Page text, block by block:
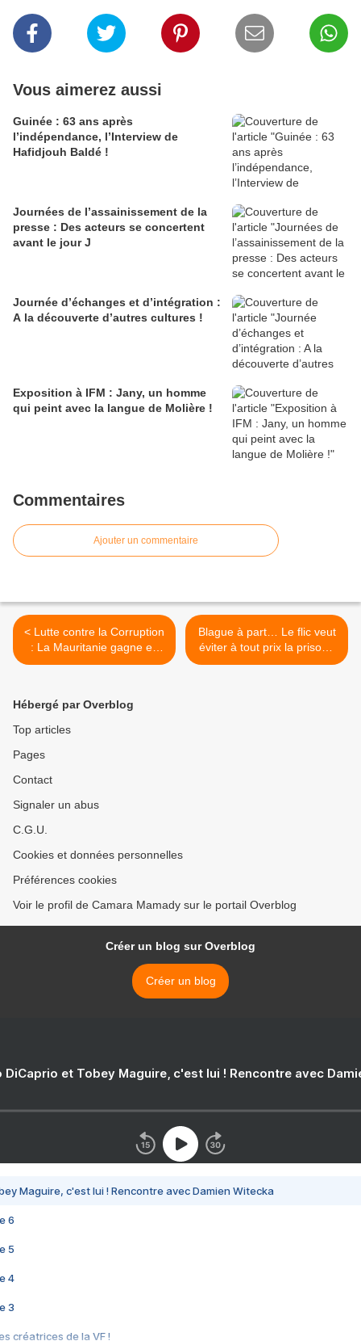
Vous aimerez aussi
Guinée : 63 ans après
l’indépendance, l’Interview de
Hafidjouh Baldé !
Journées de l’assainissement de la
presse : Des acteurs se concertent
avant le jour J
Journée d’échanges et d’intégration :
A la découverte d’autres cultures !
Exposition à IFM : Jany, un homme
qui peint avec la langue de Molière !
Commentaires
Ajouter un commentaire
< Lutte contre la Corruption
: La Mauritanie gagne en
points pas en changements
Blague à part… Le flic veut
éviter à tout prix la prison !
>
Hébergé par Overblog
Top articles
Pages
Contact
Signaler un abus
C.G.U.
Cookies et données personnelles
Préférences cookies
Voir le profil de Camara Mamady sur le portail Overblog
Créer un blog sur Overblog
Créer un blog
DiCaprio et Tobey Maguire, c'est lui ! Rencontre avec
Maguire, c'est lui ! Rencontre avec Damien Witecka
6
5
4
3
créatrices de la VF !